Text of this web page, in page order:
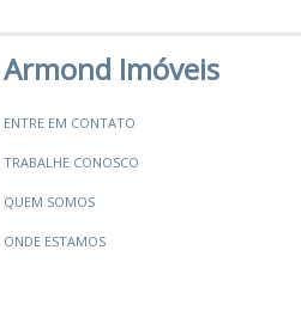
Armond Imóveis
ENTRE EM CONTATO
TRABALHE CONOSCO
QUEM SOMOS
ONDE ESTAMOS